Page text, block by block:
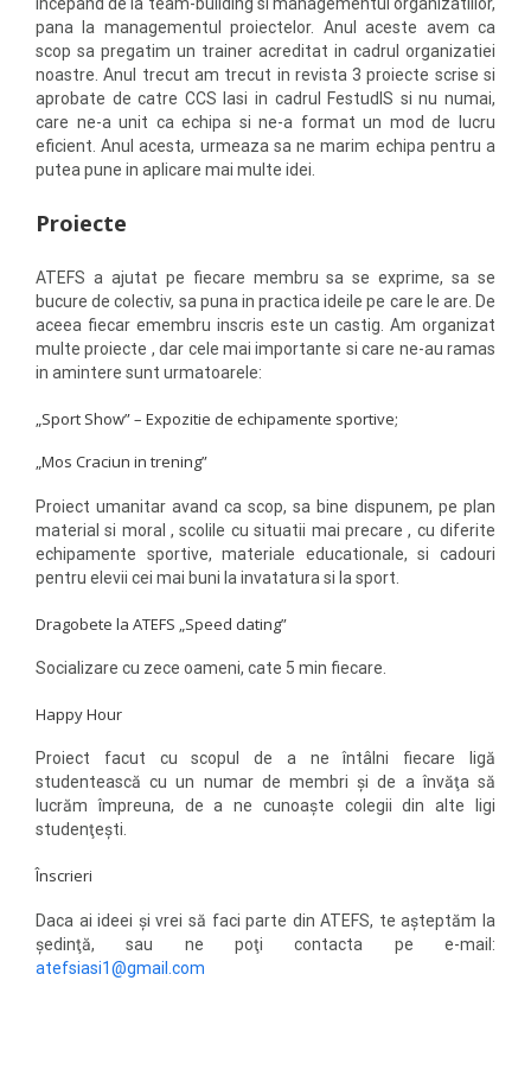
incepand de la team-building si managementul organizatiilor,
pana la managementul proiectelor. Anul aceste avem ca
scop sa pregatim un trainer acreditat in cadrul organizatiei
noastre. Anul trecut am trecut in revista 3 proiecte scrise si
aprobate de catre CCS Iasi in cadrul FestudIS si nu numai,
care ne-a unit ca echipa si ne-a format un mod de lucru
eficient. Anul acesta, urmeaza sa ne marim echipa pentru a
putea pune in aplicare mai multe idei.
Proiecte
ATEFS a ajutat pe fiecare membru sa se exprime, sa se
bucure de colectiv, sa puna in practica ideile pe care le are. De
aceea fiecar emembru inscris este un castig. Am organizat
multe proiecte , dar cele mai importante si care ne-au ramas
in amintere sunt urmatoarele:
„Sport Show” – Expozitie de echipamente sportive;
„Mos Craciun in trening”
Proiect umanitar avand ca scop, sa bine dispunem, pe plan
material si moral , scolile cu situatii mai precare , cu diferite
echipamente sportive, materiale educationale, si cadouri
pentru elevii cei mai buni la invatatura si la sport.
Dragobete la ATEFS „Speed dating”
Socializare cu zece oameni, cate 5 min fiecare.
Happy Hour
Proiect facut cu scopul de a ne întâlni fiecare ligă
studentească cu un numar de membri şi de a învăţa să
lucrăm împreuna, de a ne cunoaşte colegii din alte ligi
studenţeşti.
Înscrieri
Daca ai ideei şi vrei să faci parte din ATEFS, te aşteptăm la
şedinţă, sau ne poţi contacta pe e-mail:
atefsiasi1@gmail.com